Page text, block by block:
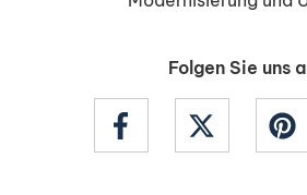
Folgen Sie uns